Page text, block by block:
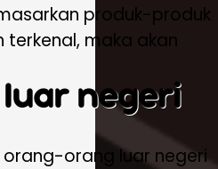
produk-produk
maka akan
negeri
orang-orang luar negeri